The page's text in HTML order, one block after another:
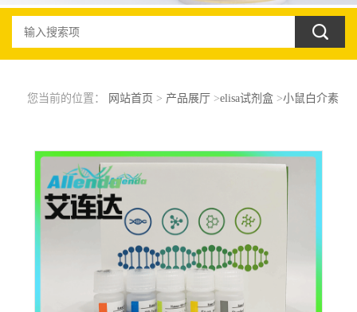
您当前的位置： 网站首页 > 产品展厅 >elisa试剂盒>小鼠白介素